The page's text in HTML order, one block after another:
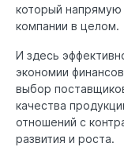
который напрямую
компании в целом.
И здесь
экономии
выбор
качества
отношений с
развития и роста.